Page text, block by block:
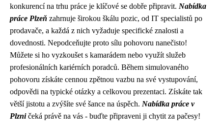
konkurencí na trhu práce je klíčové se dobře připravit. Nabídka
práce Plzeň zahrnuje širokou škálu pozic, od IT specialistů po
prodavače, a každá z nich vyžaduje specifické znalosti a
dovednosti. Nepodceňujte proto sílu pohovoru nanečisto!
Můžete si ho vyzkoušet s kamarádem nebo využít služeb
profesionálních kariérních poradců. Během simulovaného
pohovoru získáte cennou zpětnou vazbu na své vystupování,
odpovědi na typické otázky a celkovou prezentaci. Získáte tak
větší jistotu a zvýšíte své šance na úspěch. Nabídka práce v
Plzničeká právě na vás - buďte připraveni ji chytit za pačesy!